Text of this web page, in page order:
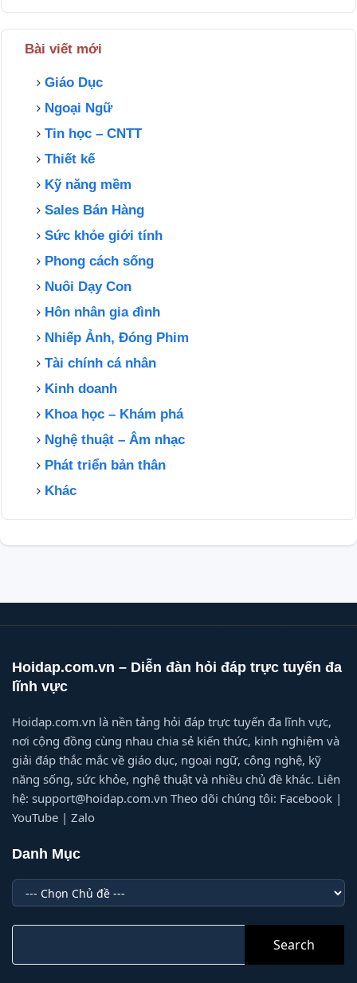
Bài viết mới
Giáo Dục
Ngoại Ngữ
Tin học – CNTT
Thiết kế
Kỹ năng mềm
Sales Bán Hàng
Sức khỏe giới tính
Phong cách sống
Nuôi Dạy Con
Hôn nhân gia đình
Nhiếp Ảnh, Đóng Phim
Tài chính cá nhân
Kinh doanh
Khoa học – Khám phá
Nghệ thuật – Âm nhạc
Phát triển bản thân
Khác
Hoidap.com.vn – Diễn đàn hỏi đáp trực tuyến đa
lĩnh vực
Hoidap.com.vn là nền tảng hỏi đáp trực tuyến đa lĩnh vực,
nơi cộng đồng cùng nhau chia sẻ kiến thức, kinh nghiệm và
giải đáp thắc mắc về giáo dục, ngoại ngữ, công nghệ, kỹ
năng sống, sức khỏe, nghệ thuật và nhiều chủ đề khác. Liên
hệ: support@hoidap.com.vn Theo dõi chúng tôi: Facebook |
YouTube | Zalo
Danh Mục
Danh
Mục
Search